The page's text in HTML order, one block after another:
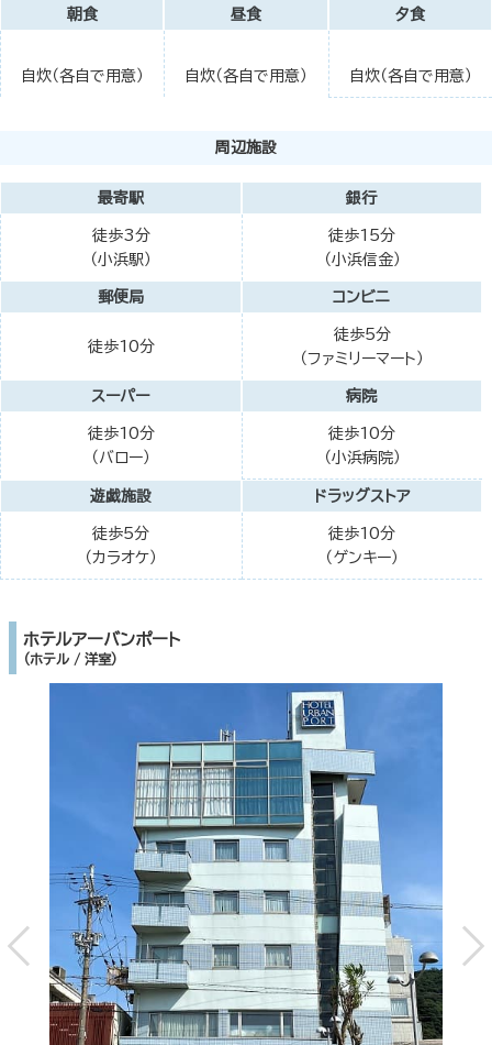
朝食
自炊（各自で用意）
昼食
自炊（各自で用意）
夕食
自炊（各自で用意）
周辺施設
最寄駅
徒歩3分
（小浜駅）
銀行
徒歩15分
（小浜信金）
郵便局
徒歩10分
コンビニ
徒歩5分
（ファミリーマート）
スーパー
徒歩10分
（バロー）
病院
徒歩10分
（小浜病院）
遊戯施設
徒歩5分
（カラオケ）
ドラッグストア
徒歩10分
（ゲンキー）
ホテルアーバンポート
（ホテル / 洋室）